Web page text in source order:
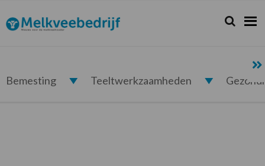
de
hoofdnavigatie
de
hoofd
de
eerste
de
voettekst
Melkveebedrijf.nl Zoeken...
Zoek
Bemesting Teeltwerkzaamheden